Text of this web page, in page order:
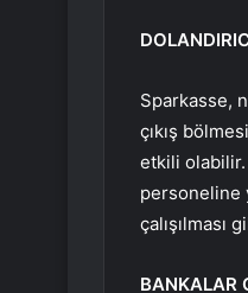
Sparkasse,
çıkış
etkili olabilir.
personeline
çalışılması
BANKALAR